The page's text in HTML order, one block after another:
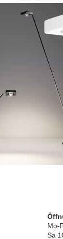
Mo-
Sa